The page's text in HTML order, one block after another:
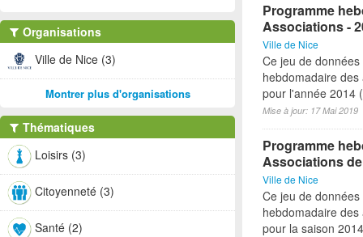
Programme
Associations -
Ville de Nice
Ce jeu de
hebdomadaire
pour l'année 2014
Mise à jour: 17 Mai 2019
Programme
Associations
Ville de Nice
Ce jeu de
hebdomadaire
pour la saison
Organisations
Ville de Nice (3)
Montrer plus d'organisations
Thématiques
Loisirs (3)
Citoyenneté (3)
Santé (2)